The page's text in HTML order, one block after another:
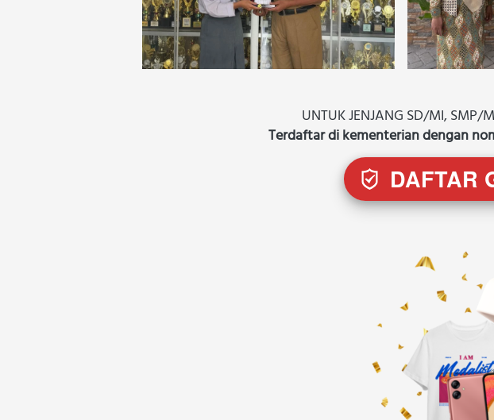
UNTUK JENJANG SD/MI,
Terdaftar di kementerian dengan
` DAFTAR